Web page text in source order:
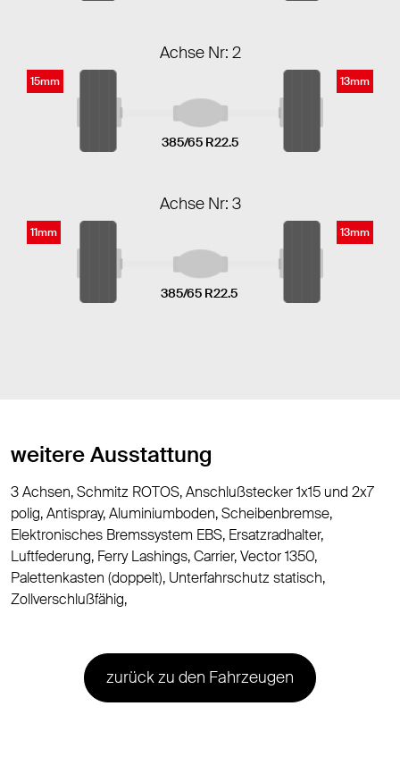
Achse Nr: 2
15mm
385/65 R22.5
13mm
Achse Nr: 3
11mm
385/65 R22.5
13mm
weitere Ausstattung
3 Achsen, Schmitz ROTOS, Anschlußstecker 1x15 und 2x7
polig, Antispray, Aluminiumboden, Scheibenbremse,
Elektronisches Bremssystem EBS, Ersatzradhalter,
Luftfederung, Ferry Lashings, Carrier, Vector 1350,
Palettenkasten (doppelt), Unterfahrschutz statisch,
Zollverschlußfähig,
zurück zu den Fahrzeugen